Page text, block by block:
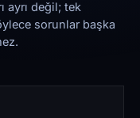
ayrı değil; tek
sorunlar başka